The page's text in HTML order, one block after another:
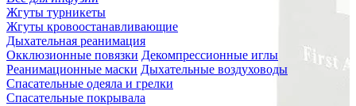
Жгуты турникеты
Жгуты кровоостанавливающие
Дыхательная реанимация
Окклюзионные повязки Декомпрессионные иглы
Реанимационные маски Дыхательные воздуховоды
Спасательные одеяла и грелки
Спасательные покрывала